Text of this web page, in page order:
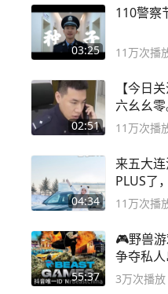
03:25
110警察
11万次播
02:51
【今日
六幺幺
11万次播
04:34
来五大
PLUS了
封40小时
11万次播
55:37
🎮野兽
争夺私人
3万次播放